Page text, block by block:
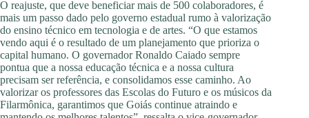
O reajuste, que deve beneficiar mais de 500 colaboradores, é
mais um passo dado pelo governo estadual rumo à valorização
do ensino técnico em tecnologia e de artes. “O que estamos
vendo aqui é o resultado de um planejamento que prioriza o
capital humano. O governador Ronaldo Caiado sempre
pontua que a nossa educação técnica e a nossa cultura
precisam ser referência, e consolidamos esse caminho. Ao
valorizar os professores das Escolas do Futuro e os músicos da
Filarmônica, garantimos que Goiás continue atraindo e